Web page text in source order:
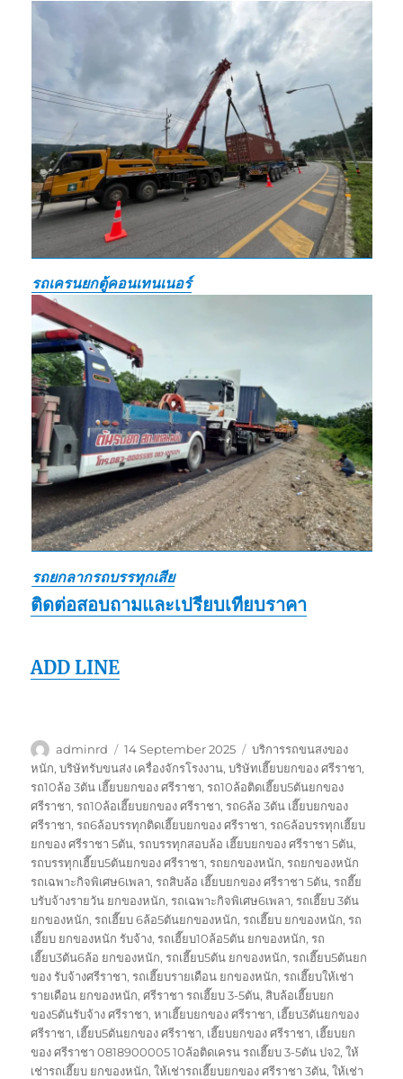
รถเครนยกตู้คอนเทนเนอร์
รถยกลากรถบรรทุกเสีย
ติดต่อสอบถามและเปรียบเทียบราคา
ADD LINE
Author
adminrd
Posted
on
14 September 2025 Tags
บริการรถขนสงของ
หนัก,บริษัทรับขนส่ง เครื่องจักรโรงงาน,บริษัทเฮี๊ยบยกของ ศรีราชา,
รถ10ล้อ 3ตัน เฮี๊ยบยกของ ศรีราชา,รถ10ล้อติดเฮี๊ยบ5ตันยกของ
ศรีราชา,รถ10ล้อเฮี๊ยบยกของ ศรีราชา,รถ6ล้อ 3ตัน เฮี๊ยบยกของ
ศรีราชา,รถ6ล้อบรรทุกติดเฮี๊ยบยกของ ศรีราชา,รถ6ล้อบรรทุกเฮี๊ยบ
ยกของ ศรีราชา 5ตัน,รถบรรทุกสอบล้อ เฮี๊ยบยกของ ศรีราชา 5ตัน,
รถบรรทุกเฮี๊ยบ5ตันยกของ ศรีราชา,รถยกของหนัก,รถยกของหนัก
รถเฉพาะกิจพิเศษ6เพลา,รถสิบล้อ เฮี๊ยบยกของ ศรีราชา 5ตัน,รถฮี๊ย
บรับจ้างรายวัน ยกของหนัก,รถเฉพาะกิจพิเศษ6เพลา,รถเฮี๊ยบ 3ตัน
ยกของหนัก,รถเฮี๊ยบ 6ล้อ5ตันยกของหนัก,รถเฮี๊ยบ ยกของหนัก,รถ
เฮี๊ยบ ยกของหนัก รับจ้าง,รถเฮี๊ยบ10ล้อ5ตัน ยกของหนัก,รถ
เฮี๊ยบ3ตัน6ล้อ ยกของหนัก,รถเฮี๊ยบ5ตัน ยกของหนัก,รถเฮี๊ยบ5ตันยก
ของ รับจ้างศรีราชา,รถเฮี๊ยบรายเดือน ยกของหนัก,รถเฮี๊ยบให้เช่า
รายเดือน ยกของหนัก,ศรีราชา รถเฮี๊ยบ 3-5ตัน, สิบล้อเฮี๊ยบยก
ของ5ตันรับจ้าง ศรีราชา,หาเฮี๊ยบยกของ ศรีราชา, เฮี๊ยบ3ตันยกของ
ศรีราชา, เฮี๊ยบ5ตันยกของ ศรีราชา, เฮี๊ยบยกของ ศรีราชา, เฮี๊ยบยก
ของ ศรีราชา 0818900005 10ล้อติดเครน รถเฮี๊ยบ 3-5ตัน ปจ2,ให้
เช่ารถเฮี๊ยบ ยกของหนัก,ให้เช่ารถเฮี๊ยบยกของ ศรีราชา 3ตัน,ให้เช่า